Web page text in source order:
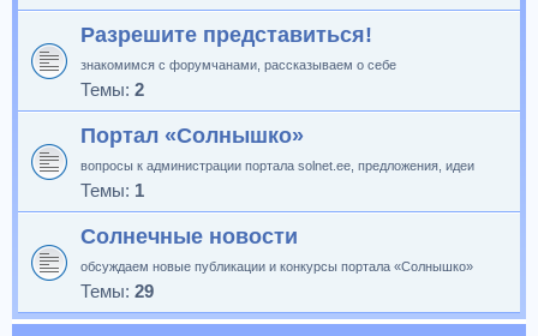
Разрешите представиться!
знакомимся с форумчанами, рассказываем о себе
Темы: 2
Портал «Солнышко»
вопросы к администрации портала solnet.ee, предложения, идеи
Темы: 1
Солнечные новости
обсуждаем новые публикации и конкурсы портала «Солнышко»
Темы: 29